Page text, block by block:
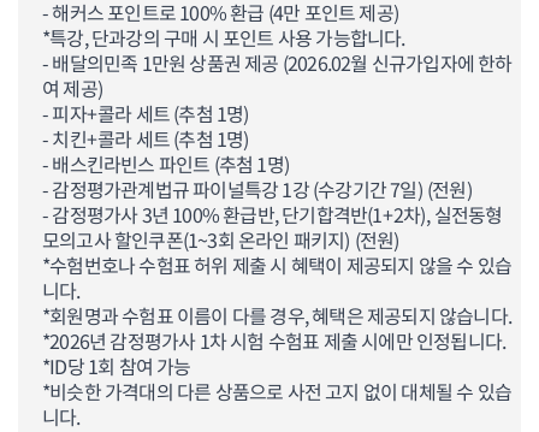
- 해커스 포인트로 100% 환급 (4만 포인트 제공)
*특강, 단과강의 구매 시 포인트 사용 가능합니다.
- 배달의민족 1만원 상품권 제공 (2026.02월 신규가입자에 한하
여 제공)
- 피자+콜라 세트 (추첨 1명)
- 치킨+콜라 세트 (추첨 1명)
- 배스킨라빈스 파인트 (추첨 1명)
- 감정평가관계법규 파이널특강 1강 (수강기간 7일) (전원)
- 감정평가사 3년 100% 환급반, 단기합격반(1+2차), 실전동형
모의고사 할인쿠폰(1~3회 온라인 패키지) (전원)
*수험번호나 수험표 허위 제출 시 혜택이 제공되지 않을 수 있습
니다.
*회원명과 수험표 이름이 다를 경우, 혜택은 제공되지 않습니다.
*2026년 감정평가사 1차 시험 수험표 제출 시에만 인정됩니다.
*ID당 1회 참여 가능
*비슷한 가격대의 다른 상품으로 사전 고지 없이 대체될 수 있습
니다.